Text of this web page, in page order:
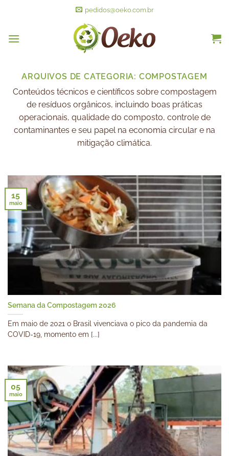
pedidos@oeko.com.br
ARQUIVOS DE CATEGORIA: COMPOSTAGEM
Conteúdos técnicos e científicos sobre compostagem
de resíduos orgânicos, incluindo boas práticas
operacionais, qualidade do composto, controle de
contaminantes e seu papel na economia circular e na
mitigação climática.
Semana da Compostagem 2026
Em maio de 2021 o Brasil vivenciava o pico da pandemia da
COVID-19, momento em [...]
15
maio
05
maio